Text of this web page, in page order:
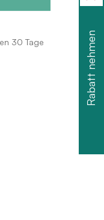
30 Tage Rabatt nehmen